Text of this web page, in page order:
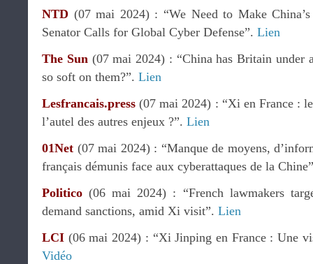
NTD (07 mai 2024) : “We Need to Make
Senator Calls for Global Cyber Defense”. Lien
The Sun(07 mai 2024) : “China has Britain under
so soft on them?”. Lien
Lesfrancais.press (07 mai 2024) : “Xi en France :
l’autel des autres enjeux ?”. Lien
01Net (07 mai 2024) : “Manque de moyens,
français démunis face aux cyberattaques de la
Politico (06 mai 2024) : “French lawmakers
demand sanctions, amid Xi visit”. Lien
LCI (06 mai 2024) : “Xi Jinping en France : Une
Vidéo